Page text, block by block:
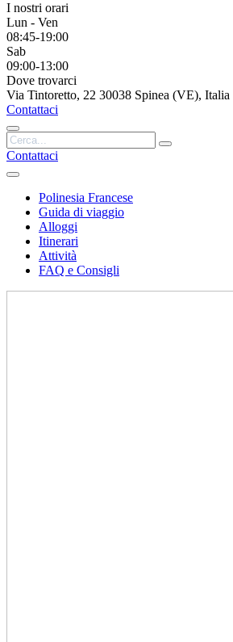
I nostri orari
Lun - Ven
08:45-19:00
Sab
09:00-13:00
Dove trovarci
Via Tintoretto, 22 30038 Spinea (VE), Italia
Contattaci
Contattaci
Polinesia Francese
Guida di viaggio
Alloggi
Itinerari
Attività
FAQ e Consigli